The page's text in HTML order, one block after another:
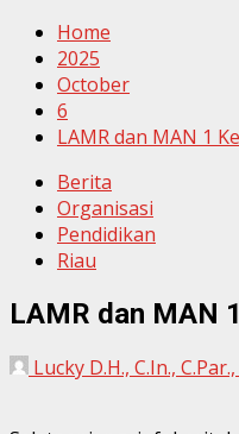
Home
2025
October
6
LAMR dan MAN 1
Berita
Organisasi
Pendidikan
Riau
LAMR dan MAN
Lucky D.H., C.In.,